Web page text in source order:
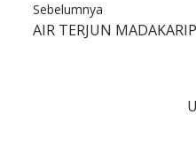
Sebelumnya
AIR TERJUN